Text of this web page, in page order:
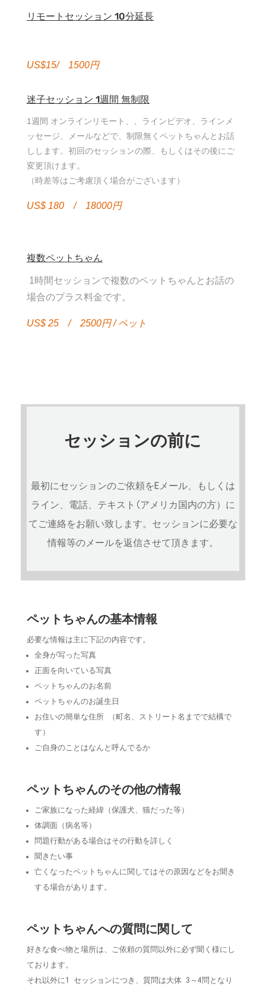
リモートセッション 10分延長
US$15/ 1500円
迷子セッション 1週間 無制限
1週間 オンラインリモート、、ラインビデオ、ラインメ
ッセージ、メールなどで、制限無くペットちゃんとお話
しします。初回のセッションの際、もしくはその後にご
変更頂けます。
（時差等はご考慮頂く場合がございます）
US$ 180 / 18000円
複数ペットちゃん
1時間セッションで複数のペットちゃんとお話の
場合のプラス料金です。
US$ 25 / 2500円 / ペット
セッションの前に
最初にセッションのご依頼をEメール、もしくは
ライン、電話、テキスト(アメリカ国内の方）に
てご連絡をお願い致します。 セッションに必要な
情報等のメールを返信させて頂きます。
ペットちゃんの基本情報
必要な情報は主に下記の内容です。
全身が写った写真
​正面を向いている写真
ペットちゃんのお名前
ペットちゃんのお誕生日
お住いの簡単な住所 （町名、ストリート名までで結構で
す）
ご自身のことはなんと呼んでるか
ペットちゃんのその他の情報
ご家族になった経緯（保護犬、猫だった等）
体調面（病名等）
問題行動がある場合はその行動を詳しく
聞きたい事
亡くなったペットちゃんに関してはその原因などをお聞き
する場合があります。
ペットちゃんへの質問に関して
好きな食べ物と場所は、ご依頼の質問以外に必ず聞く様にし
ております。
それ以外に 1 セッションにつき、質問は大体3 ～ 4問となり